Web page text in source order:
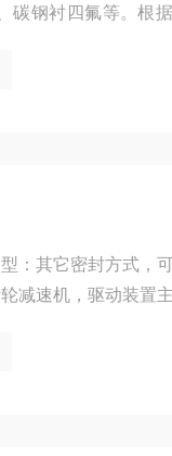
碳钢衬四氟等。根
：其它密封方式，
减速机，驱动装置